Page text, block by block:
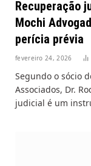
Recuperação
Mochi
perícia prévia
fevereiro 24, 2026
Segundo o sócio
Associados, Dr.
judicial é um